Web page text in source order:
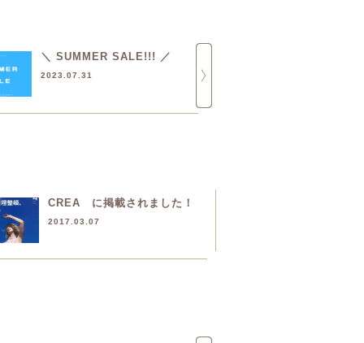
＼ SUMMER SALE!!! ／
2023.07.31
CREA に掲載されました！
2017.03.07